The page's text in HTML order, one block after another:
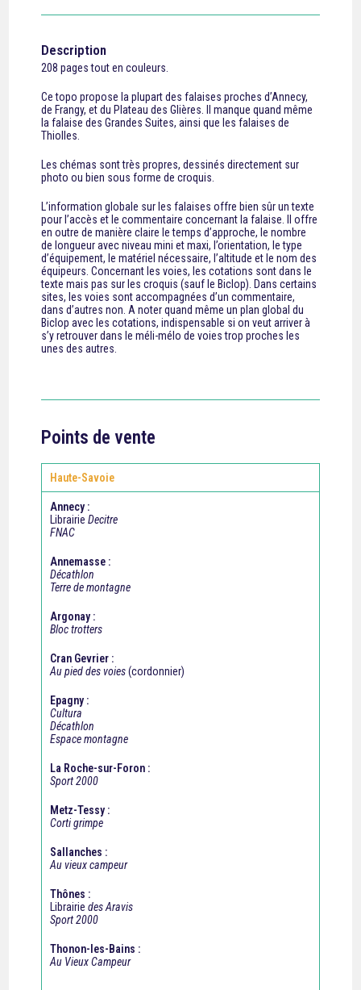
Description
208 pages tout en couleurs.
Ce topo propose la plupart des falaises proches d’Annecy,
de Frangy, et du Plateau des Glières. Il manque quand même
la falaise des Grandes Suites, ainsi que les falaises de
Thiolles.
Les chémas sont très propres, dessinés directement sur
photo ou bien sous forme de croquis.
L’information globale sur les falaises offre bien sûr un texte
pour l’accès et le commentaire concernant la falaise. Il offre
en outre de manière claire le temps d’approche, le nombre
de longueur avec niveau mini et maxi, l’orientation, le type
d’équipement, le matériel nécessaire, l’altitude et le nom des
équipeurs. Concernant les voies, les cotations sont dans le
texte mais pas sur les croquis (sauf le Biclop). Dans certains
sites, les voies sont accompagnées d’un commentaire,
dans d’autres non. A noter quand même un plan global du
Biclop avec les cotations, indispensable si on veut arriver à
s’y retrouver dans le méli-mélo de voies trop proches les
unes des autres.
Points de vente
Haute-Savoie
Annecy :
LibrairieDecitre
FNAC
Annemasse :
Décathlon
Terre de montagne
Argonay :
Bloc trotters
Cran Gevrier :
Au pied des voies(cordonnier)
Epagny :
Cultura
Décathlon
Espace montagne
La Roche-sur-Foron :
Sport 2000
Metz-Tessy :
Corti grimpe
Sallanches :
Au vieux campeur
Thônes :
Librairiedes Aravis
Sport 2000
Thonon-les-Bains :
Au Vieux Campeur